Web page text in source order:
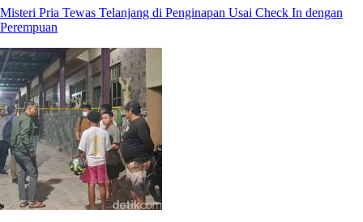
Misteri Pria Tewas Telanjang di Penginapan Usai Check In dengan
Perempuan